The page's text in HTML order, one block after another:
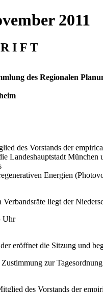
2011
I F T
des Regionalen
des Vorstands der empirica
Landeshauptstadt
Energien
liegt der
Uhr
eröffnet die Sitzung und
zur
des Vorstands der